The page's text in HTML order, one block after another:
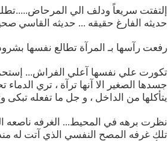
إلتفتت سريعاً ودلف الي
حديثه الفارغ حقيقه ... حديثه القاسي
رفعت رآسها بـ المرآة تطالع نفسها
تكورت علي نفسها آعلي الفراش...
جسدها الصغير الا آنها ترآة ، تري
يتأكلها من الداخل ، و جل ما تفعله
نظرت برهه في المحيط... الغرفه ناصعه
تلك غرفه المصح النفسي الذي آتت له